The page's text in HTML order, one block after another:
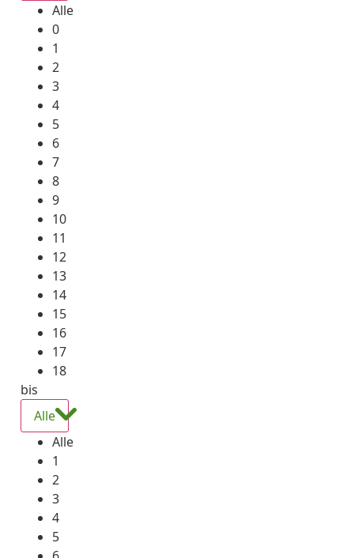
Alle
0
1
2
3
4
5
6
7
8
9
10
11
12
13
14
15
16
17
18
bis
Alle
Alle
1
2
3
4
5